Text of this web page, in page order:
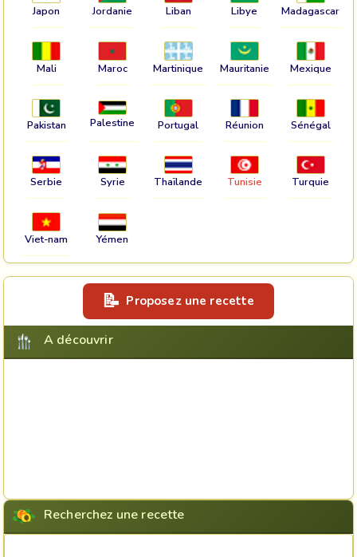
Japon Jordanie Liban Libye Madagascar
Mali Maroc Martinique Mauritanie Mexique
Pakistan Palestine Portugal Réunion Sénégal
Serbie Syrie Thaïlande Tunisie Turquie
Viet-nam Yémen
Proposez une recette
A découvrir
Recherchez une recette